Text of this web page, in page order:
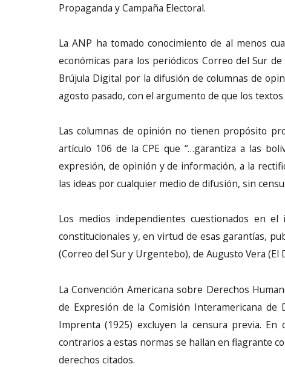
Propaganda y Campaña Electoral.
La ANP ha tomado conocimiento de al menos
económicas para los periódicos Correo del Sur
Brújula Digital por la difusión de columnas de
agosto pasado, con el argumento de que los
Las columnas de opinión no tienen propósito
artículo 106 de la CPE que “…garantiza a las
expresión, de opinión y de información, a la
las ideas por cualquier medio de difusión, sin
Los medios independientes cuestionados en
constitucionales y, en virtud de esas garantías,
(Correo del Sur y Urgentebo), de Augusto Vera
La Convención Americana sobre Derechos
de Expresión de la Comisión Interamericana de
Imprenta (1925) excluyen la censura previa. En
contrarios a estas normas se hallan en flagrante
derechos citados.